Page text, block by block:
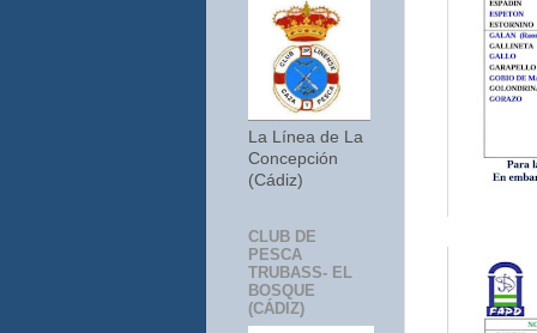
La Línea de La
Concepción
(Cádiz)
CLUB DE
PESCA
TRUBASS- EL
BOSQUE
(CÁDIZ)